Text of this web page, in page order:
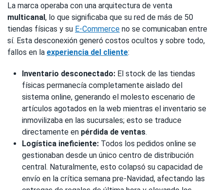
La marca operaba con una arquitectura de venta
multicanal, lo que significaba que su red de más de 50
tiendas físicas y su E-Commerce no se comunicaban entre
sí. Esta desconexión generó costos ocultos y sobre todo,
fallos en la experiencia del cliente:
Inventario desconectado: El stock de las tiendas
físicas permanecía completamente aislado del
sistema online, generando el molesto escenario de
artículos agotados en la web mientras el inventario se
inmovilizaba en las sucursales; esto se traduce
directamente en pérdida de ventas.
Logística ineficiente: Todos los pedidos online se
gestionaban desde un único centro de distribución
central. Naturalmente, esto colapsó su capacidad de
envío en la crítica semana pre-Navidad, afectando las